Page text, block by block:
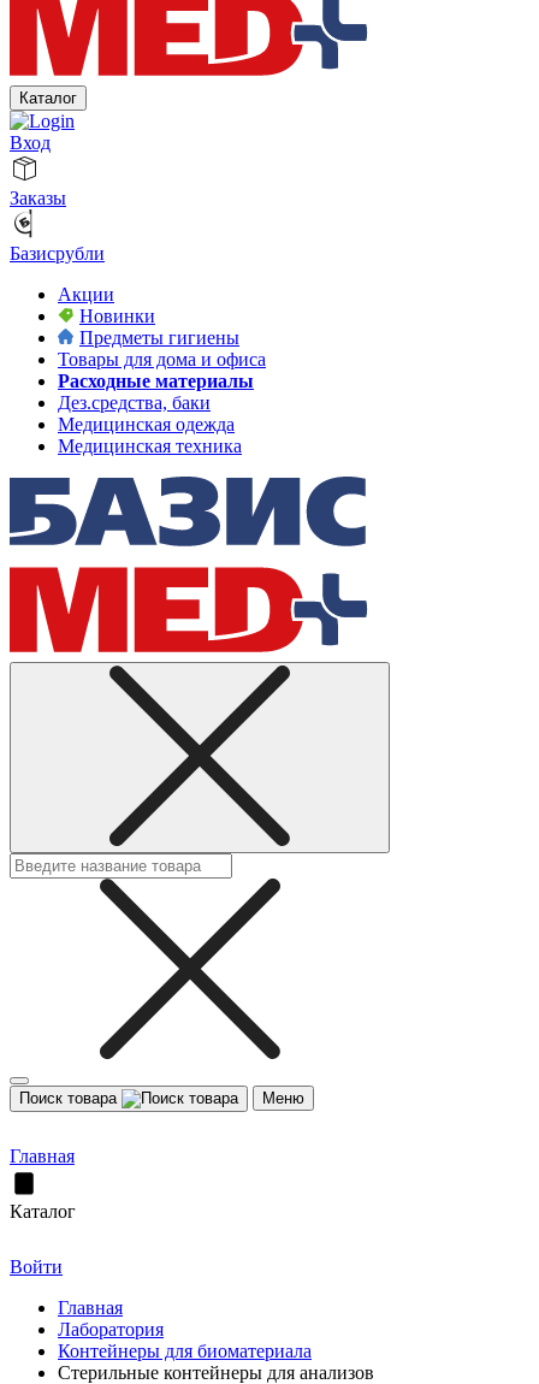
Каталог
Вход
Заказы
Базисрубли
Акции
Новинки
Предметы гигиены
Товары для дома и офиса
Расходные материалы
Дез.средства, баки
Медицинская одежда
Медицинская техника
Поиск товара Меню
Главная
Каталог
Войти
Главная
Лаборатория
Контейнеры для биоматериала
Стерильные контейнеры для анализов